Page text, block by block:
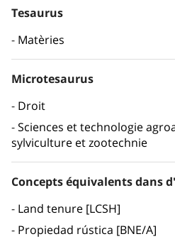
Tesaurus
Matèries
Microtesaurus
Droit
Sciences et technologie
sylviculture et zootechnie
Concepts équivalents dans
Land tenure [LCSH]
Propiedad rústica [BNE/A]